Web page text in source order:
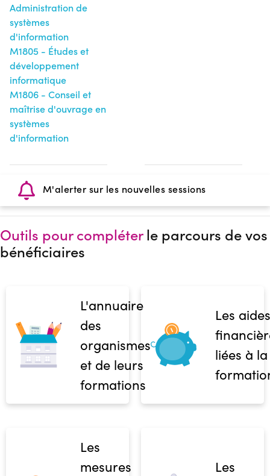
Administration de
systèmes
d'information
M1805 - Études et
développement
informatique
M1806 - Conseil et
maîtrise d'ouvrage en
systèmes
d'information
M'alerter sur les nouvelles sessions
Outils pour compléterle parcours de vos
bénéficiaires
L'annuaire
des
organismes
et de leurs
formations
Les aides
liées à la
Les
mesures
Les